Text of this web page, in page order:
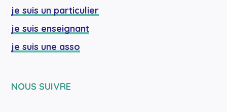
je suis un particulier
je suis enseignant
je suis une asso
NOUS SUIVRE